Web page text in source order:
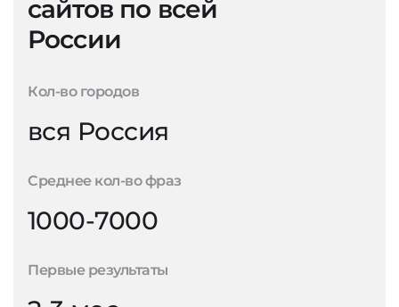
сайтов по всей
России
Кол-во городов
вся Россия
Среднее кол-во фраз
1000-7000
Первые результаты